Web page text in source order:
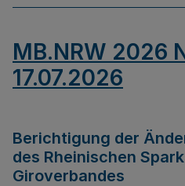
MB.NRW 2026
17.07.2026
Berichtigung der
des Rheinischen
Giroverbandes